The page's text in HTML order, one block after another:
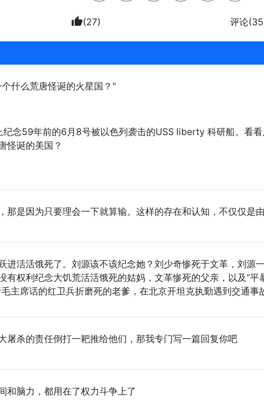
thumb_up(27) 评论
什么荒唐怪诞的火星国？"
念59年前的6月8号被以色列袭击的USS liberty 科研船。看
怪诞的美国？
那是因为只要理会一下就算输。这样的存在和认知，不仅仅是
进活活饿死了。刘源该不该纪念她？刘少奇惨死于文革，刘源
有权利纪念大饥荒活活饿死的姑妈，文革惨死的父亲，以及“
主席话的红卫兵折磨死的老爹，在北京开坦克执勤遇到交通
屠杀的责任倒打一耙推给他们，那我专门写一篇回复你吧
和脑力，都用在了权力斗争上了